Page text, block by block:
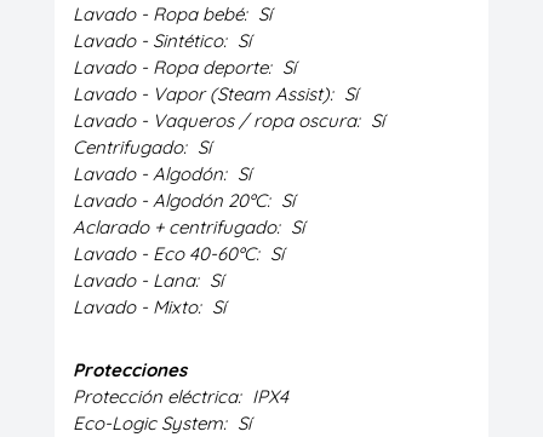
Lavado - Ropa bebé: Sí
Lavado - Sintético: Sí
Lavado - Ropa deporte: Sí
Lavado - Vapor (Steam Assist): Sí
Lavado - Vaqueros / ropa oscura: Sí
Centrifugado: Sí
Lavado - Algodón: Sí
Lavado - Algodón 20ºC: Sí
Aclarado + centrifugado: Sí
Lavado - Eco 40-60ºC: Sí
Lavado - Lana: Sí
Lavado - Mixto: Sí
Protecciones
Protección eléctrica: IPX4
Eco-Logic System: Sí